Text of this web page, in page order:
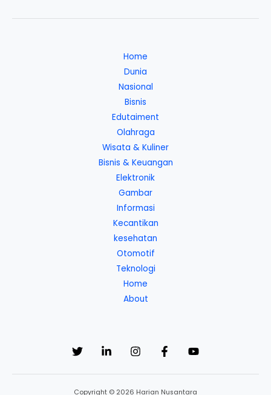
Home
Dunia
Nasional
Bisnis
Edutaiment
Olahraga
Wisata & Kuliner
Bisnis & Keuangan
Elektronik
Gambar
Informasi
Kecantikan
kesehatan
Otomotif
Teknologi
Home
About
Copyright © 2026 Harian Nusantara